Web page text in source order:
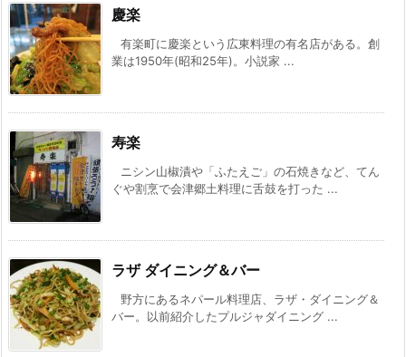
慶楽
有楽町に慶楽という広東料理の有名店がある。創
業は1950年(昭和25年)。小説家 ...
寿楽
ニシン山椒漬や「ふたえご」の石焼きなど、てん
ぐや割烹で会津郷土料理に舌鼓を打った ...
ラザ ダイニング＆バー
野方にあるネパール料理店、ラザ・ダイニング＆
バー。以前紹介したプルジャダイニング ...